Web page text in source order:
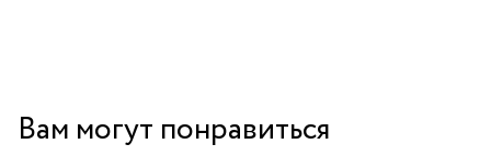
Вам могут понравиться